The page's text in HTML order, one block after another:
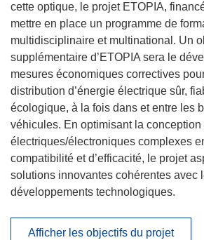
cette optique, le projet ETOPIA,
mettre en place un programme de
multidisciplinaire et multinational. Un
supplémentaire d’ETOPIA sera le
mesures économiques correctives
distribution d’énergie électrique sûr,
écologique, à la fois dans et entre les
véhicules. En optimisant la conception
électriques/électroniques complexes
compatibilité et d’efficacité, le projet
solutions innovantes cohérentes avec
développements technologiques.
Afficher les objectifs du projet